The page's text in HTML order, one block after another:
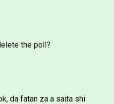
the poll?
da fatan za a saita shi